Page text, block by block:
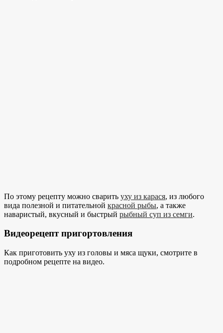
По этому рецепту можно сварить уху из карася, из любого
вида полезной и питательной красной рыбы, а также
наваристый, вкусный и быстрый рыбный суп из семги.
Видеорецепт пригортовления
Как приготовить уху из головы и мяса щуки, смотрите в
подробном рецепте на видео.